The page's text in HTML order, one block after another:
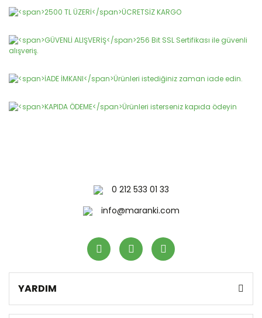
Ürün fiyatı diğer sitelerden daha pahalı.
Gönder
0 212 533 01 33
info@maranki.com
YARDIM